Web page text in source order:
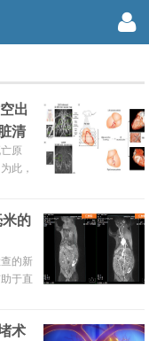
出
清
原
此，
或阻
的
的新
于直
最常
员开
术